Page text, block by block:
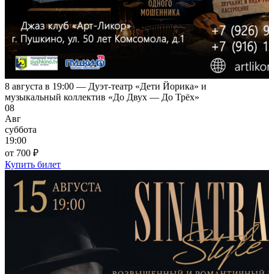
8 августа в 19:00 — Дуэт-театр «Дети Йорика» и
музыкальный коллектив «До Двух — До Трёх»
08
Авг
суббота
19:00
от 700 ₽
Купить билет